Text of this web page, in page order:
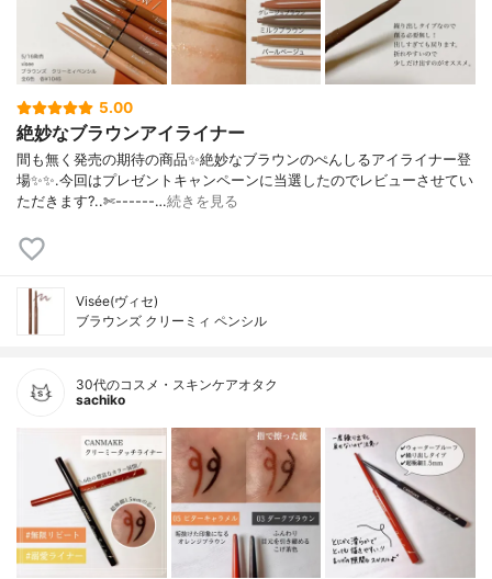
5.00
絶妙なブラウンアイライナー
間も無く発売の期待の商品✨絶妙なブラウンのぺんしるアイライナー登
場✨✨.今回はプレゼントキャンペーンに当選したのでレビューさせてい
ただきます?..✄------…続きを見る
Visée(ヴィセ)
ブラウンズ クリーミィ ペンシル
30代のコスメ・スキンケアオタク
sachiko